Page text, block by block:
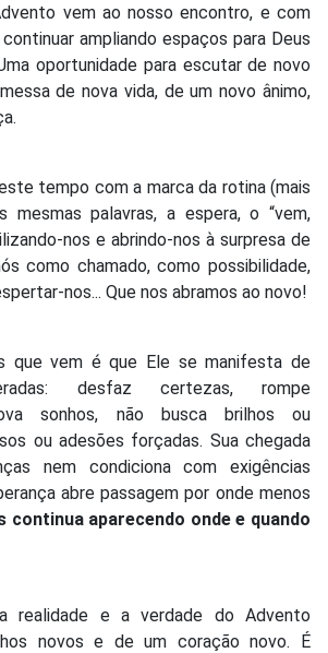
vem ao nosso encontro, e com
ampliando espaços para Deus
oportunidade para escutar de novo
de nova vida, de um novo ânimo,
tempo com a marca da rotina (mais
mesmas palavras, a espera, o “vem,
nos e abrindo-nos à surpresa de
como chamado, como possibilidade,
nos... Que nos abramos ao novo!
que vem é que Ele se manifesta de
desfaz certezas, rompe
sonhos, não busca brilhos ou
ou adesões forçadas. Sua chegada
nem condiciona com exigências
abre passagem por onde menos
continua aparecendo onde e quando
a realidade e a verdade do Advento
novos e de um coração novo. É